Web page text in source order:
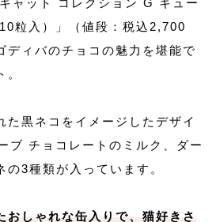
ャット コレクション G キュー
粒入）」（値段：税込2,700
ディバのチョコの魅力を堪能で
た黒ネコをイメージしたデザイ
ブ チョコレートのミルク、ダー
の3種類が入っています。
おしゃれな缶入りで、猫好きさ